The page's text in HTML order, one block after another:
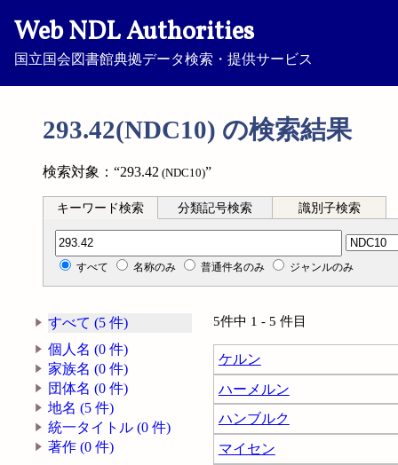
Web NDL Authorities
国立国会図書館典拠データ検索・提供サービス
293.42(NDC10) の検索結果
検索対象：“293.42 (NDC10)”
キーワード検索 分類記号検索 識別子検索
分類記号検索
すべて 名称のみ 普通件名のみ ジャンルのみ
すべて (5 件)
個人名 (0 件)
家族名 (0 件)
団体名 (0 件)
地名 (5 件)
統一タイトル (0 件)
著作 (0 件)
5件中 1 - 5 件目
ケルン
ハーメルン
ハンブルク
マイセン